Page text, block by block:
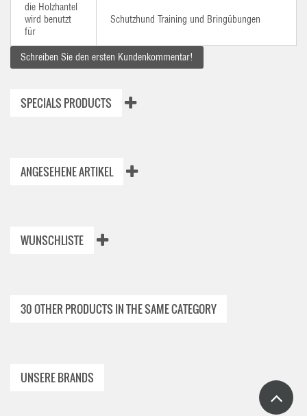
die Holzhantel
wird benutzt
für
Schutzhund Training und Bringübungen
Schreiben Sie den ersten Kundenkommentar!
SPECIALS PRODUCTS
ANGESEHENE ARTIKEL
WUNSCHLISTE
30 OTHER PRODUCTS IN THE SAME CATEGORY
UNSERE BRANDS